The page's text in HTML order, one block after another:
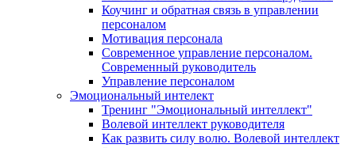
Коучинг и обратная связь в управлении
персоналом
Мотивация персонала
Современное управление персоналом.
Современный руководитель
Управление персоналом
Эмоциональный интелект
Тренинг "Эмоциональный интеллект"
Волевой интеллект руководителя
Как развить силу волю. Волевой интеллект